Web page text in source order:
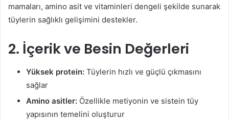
mamaları, amino asit ve vitaminleri dengeli şekilde sunarak
tüylerin sağlıklı gelişimini destekler.
2. İçerik ve Besin Değerleri
Yüksek protein: Tüylerin hızlı ve güçlü çıkmasını
sağlar
Amino asitler: Özellikle metiyonin ve sistein tüy
yapısının temelini oluşturur